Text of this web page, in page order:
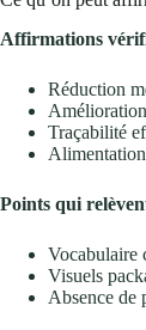
Affirmations
Réduction
Traçabilité
Points qui
Vocabulaire
Visuels
Absence de